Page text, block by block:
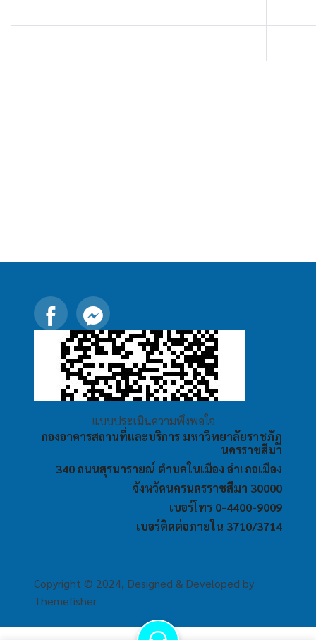
แบบประเมินความพึงพอใจ
กองอาคารสถานที่และบริการ มหาวิทยาลัยราชภัฏ
นครราชสีมา
340 ถนนสุรนารายณ์ ตำบลในเมือง อำเภอเมือง
จังหวัดนครนครราชสีมา 30000
เบอร์โทร 0-4400-9009
เบอร์ติดต่อภายใน 3710/3714
Copyright © 2024, Designed & Developed by
Themefisher